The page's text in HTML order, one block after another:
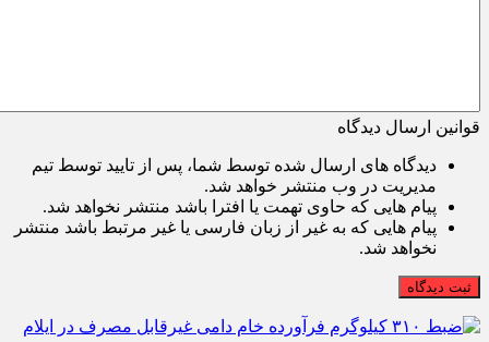
قوانین ارسال دیدگاه
دیدگاه های ارسال شده توسط شما، پس از تایید توسط تیم
مدیریت در وب منتشر خواهد شد.
پیام هایی که حاوی تهمت یا افترا باشد منتشر نخواهد شد.
پیام هایی که به غیر از زبان فارسی یا غیر مرتبط باشد منتشر
نخواهد شد.
ثبت دیدگاه